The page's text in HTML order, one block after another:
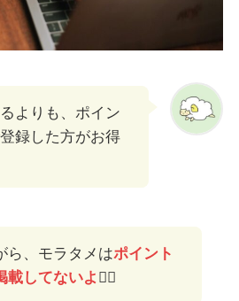
よりも、ポイン
録した方がお得
ら、モラタメはポイント
載してないよ 🙅‍♀️